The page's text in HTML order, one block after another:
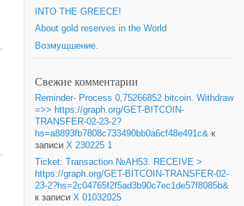
INTO THE GREECE!
About gold reserves in the World
Возмущшение.
Свежие комментарии
Reminder- Process 0,75266852 bitcoin. Withdraw
=>> https://graph.org/GET-BITCOIN-
TRANSFER-02-23-2?
hs=a8893fb7808c733490bb0a6cf48e491c& к
записи X 230225 1
Ticket: Transaction №AH53. RECEIVE >
https://graph.org/GET-BITCOIN-TRANSFER-02-
23-2?hs=2c04765f2f5ad3b90c7ec1de57f8085b&
к записи X 01032025